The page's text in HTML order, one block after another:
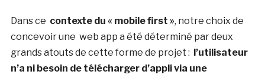
Dans ce contexte du « mobile first », notre choix de
concevoir une web app a été déterminé par deux
grands atouts de cette forme de projet :
l’utilisateur
n’a ni besoin de télécharger d’appli via une